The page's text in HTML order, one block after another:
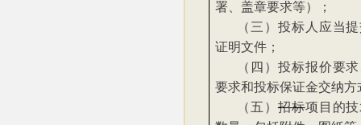
署、盖章要求等）；
（三）投标人应当
证明文件；
（四）投标报价要
要求和投标保证金交纳方
（五）招标项目的